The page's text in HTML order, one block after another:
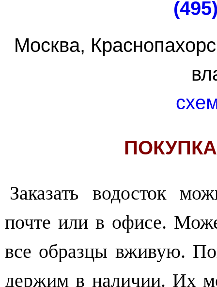
Москва,
Заказать водосток
почте или в офисе.
все образцы вживую.
держим в наличии. Их